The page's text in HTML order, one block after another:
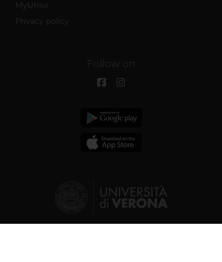
MyUnivr
Privacy policy
Follow on